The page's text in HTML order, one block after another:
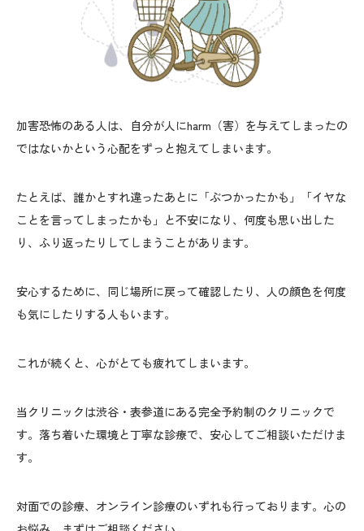
加害恐怖のある人は、自分が人にharm（害）を与えてしまったの
ではないかという心配をずっと抱えてしまいます。
たとえば、誰かとすれ違ったあとに「ぶつかったかも」「イヤな
ことを言ってしまったかも」と不安になり、何度も思い出した
り、ふり返ったりしてしまうことがあります。
安心するために、同じ場所に戻って確認したり、人の顔色を何度
も気にしたりする人もいます。
これが続くと、心がとても疲れてしまいます。
当クリニックは渋谷・表参道にある完全予約制のクリニックで
す。落ち着いた環境と丁寧な診療で、安心してご相談いただけま
す。
対面での診療、オンライン診療のいずれも行っております。心の